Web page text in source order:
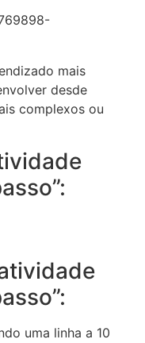
mais
desde
complexos ou
uma linha a 10